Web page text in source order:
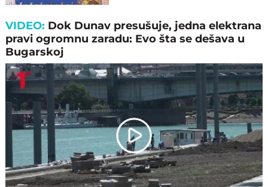
VIDEO: Dok Dunav presušuje, jedna elektrana
pravi ogromnu zaradu: Evo šta se dešava u
Bugarskoj
Play
Video